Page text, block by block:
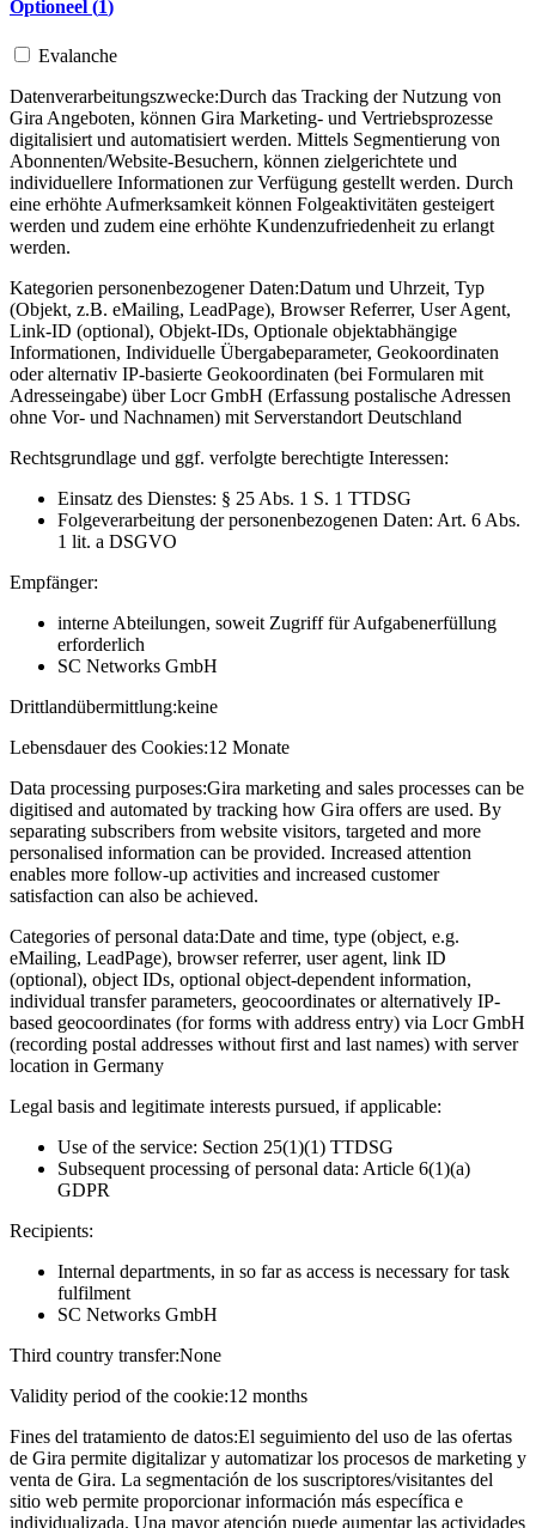
Optioneel (1)
Evalanche
Datenverarbeitungszwecke:Durch das Tracking der Nutzung von
Gira Angeboten, können Gira Marketing- und Vertriebsprozesse
digitalisiert und automatisiert werden. Mittels Segmentierung von
Abonnenten/Website-Besuchern, können zielgerichtete und
individuellere Informationen zur Verfügung gestellt werden. Durch
eine erhöhte Aufmerksamkeit können Folgeaktivitäten gesteigert
werden und zudem eine erhöhte Kundenzufriedenheit zu erlangt
werden.
Kategorien personenbezogener Daten:Datum und Uhrzeit, Typ
(Objekt, z.B. eMailing, LeadPage), Browser Referrer, User Agent,
Link-ID (optional), Objekt-IDs, Optionale objektabhängige
Informationen, Individuelle Übergabeparameter, Geokoordinaten
oder alternativ IP-basierte Geokoordinaten (bei Formularen mit
Adresseingabe) über Locr GmbH (Erfassung postalische Adressen
ohne Vor- und Nachnamen) mit Serverstandort Deutschland
Rechtsgrundlage und ggf. verfolgte berechtigte Interessen:
Einsatz des Dienstes: § 25 Abs. 1 S. 1 TTDSG
Folgeverarbeitung der personenbezogenen Daten: Art. 6 Abs.
1 lit. a DSGVO
Empfänger:
interne Abteilungen, soweit Zugriff für Aufgabenerfüllung
erforderlich
SC Networks GmbH
Drittlandübermittlung:keine
Lebensdauer des Cookies:12 Monate
Data processing purposes:Gira marketing and sales processes can be
digitised and automated by tracking how Gira offers are used. By
separating subscribers from website visitors, targeted and more
personalised information can be provided. Increased attention
enables more follow-up activities and increased customer
satisfaction can also be achieved.
Categories of personal data:Date and time, type (object, e.g.
eMailing, LeadPage), browser referrer, user agent, link ID
(optional), object IDs, optional object-dependent information,
individual transfer parameters, geocoordinates or alternatively IP-
based geocoordinates (for forms with address entry) via Locr GmbH
(recording postal addresses without first and last names) with server
location in Germany
Legal basis and legitimate interests pursued, if applicable:
Use of the service: Section 25(1)(1) TTDSG
Subsequent processing of personal data: Article 6(1)(a)
GDPR
Recipients:
Internal departments, in so far as access is necessary for task
fulfilment
SC Networks GmbH
Third country transfer:None
Validity period of the cookie:12 months
Fines del tratamiento de datos:El seguimiento del uso de las ofertas
de Gira permite digitalizar y automatizar los procesos de marketing y
venta de Gira. La segmentación de los suscriptores/visitantes del
sitio web permite proporcionar información más específica e
individualizada. Una mayor atención puede aumentar las actividades